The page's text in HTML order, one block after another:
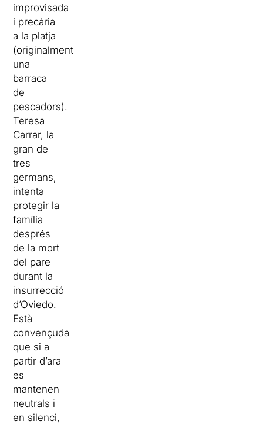
improvisada
i precària
a la platja
(originalment
una
barraca
de
pescadors).
Teresa
Carrar, la
gran de
tres
germans,
intenta
protegir la
família
després
de la mort
del pare
durant la
insurrecció
d’Oviedo.
Està
convençuda
que si a
partir d’ara
es
mantenen
neutrals i
en silenci,